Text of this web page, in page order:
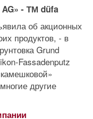
AG» - ТМ düfa
об акционных
продуктов, - в
Grund
Fassadenputz
другие